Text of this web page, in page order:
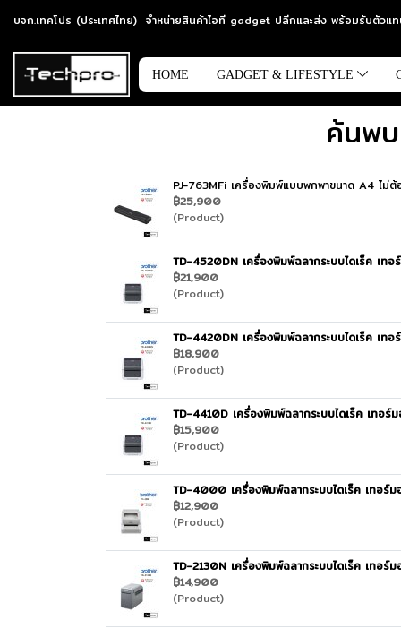
บจก.เทคโปร (ประเทศไทย) จำหน่ายสินค้าไอที gadget ปลีกและส่ง พร้อมรับ
HOME GADGET & LIFESTYLE
ค้นพ
PJ-763MFi เครื่องพิมพ์แบบพกพาขนาด A4 ไม่ต้
฿25,900
(Product)
TD-4520DN เครื่องพิมพ์ฉลากระบบไดเร็ค เทอ
฿21,900
(Product)
TD-4420DN เครื่องพิมพ์ฉลากระบบไดเร็ค เทอ
฿18,900
(Product)
TD-4410D เครื่องพิมพ์ฉลากระบบไดเร็ค เทอร์
฿15,900
(Product)
TD-4000 เครื่องพิมพ์ฉลากระบบไดเร็ค เทอร์ม
฿12,900
(Product)
TD-2130N เครื่องพิมพ์ฉลากระบบไดเร็ค เทอร์ม
฿14,900
(Product)